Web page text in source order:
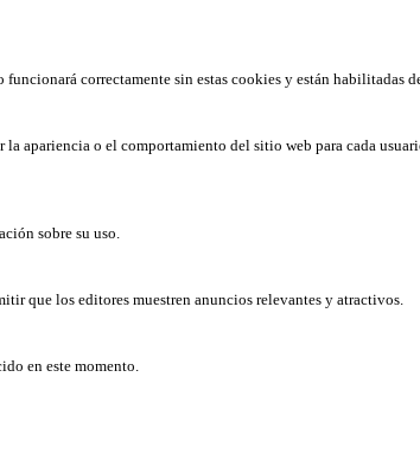
correctamente sin estas cookies y están habilitadas
apariencia o el comportamiento del sitio web para cada
sobre su uso.
que los editores muestren anuncios relevantes y atractivos.
en este momento.